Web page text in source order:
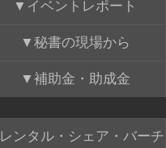
イベントレポート
秘書の現場から
補助金・助成金
レンタル・シェア・バーチ